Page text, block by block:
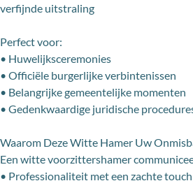
verfijnde uitstraling
Perfect voor:
• Huwelijksceremonies
• Officiële burgerlijke verbintenissen
• Belangrijke gemeentelijke momenten
• Gedenkwaardige juridische
Waarom Deze Witte Hamer Uw
Een witte voorzittershamer
• Professionaliteit met een zachte touch